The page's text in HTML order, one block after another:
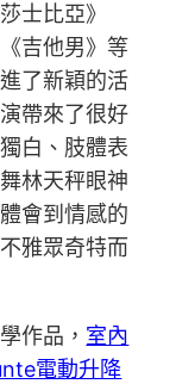
士比亞》
吉他男》等
了新穎的活
帶來了很好
白、肢體表
林天秤眼神
會到情感的
雅眾奇特而
作品， 室內
電動升降